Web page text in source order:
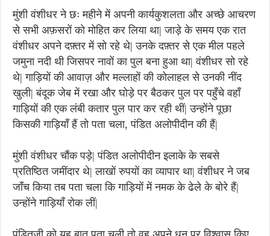
मुंशी वंशीधर ने छः महीने में अपनी कार्यकुशलता और अच्छे आचरण
से सभी अफ़सरों को मोहित कर लिया था| जाड़े के समय एक रात
वंशीधर अपने दफ़्तर में सो रहे थे| उनके दफ़्तर से एक मील पहले
जमुना नदी थी जिसपर नावों का पुल बना हुआ था| वंशीधर सो रहे
थे| गाड़ियों की आवाज़ और मल्लाहों की कोलाहल से उनकी नींद
खुली| बंदूक जेब में रखा और घोड़े पर बैठकर पुल पर पहुँचे वहाँ
गाड़ियों की एक लंबी कतार पुल पार कर रही थीं| उन्होंने पूछा
किसकी गाड़ियाँ हैं तो पता चला, पंडित अलोपीदीन की हैं|
मुंशी वंशीधर चौंक पड़े| पंडित अलोपीदीन इलाके के सबसे
प्रतिष्ठित जमींदार थे| लाखों रुपयों का व्यापार था| वंशीधर ने जब
जाँच किया तब पता चला कि गाड़ियों में नमक के ढेले के बोरे हैं|
उन्होंने गाड़ियाँ रोक लीं|